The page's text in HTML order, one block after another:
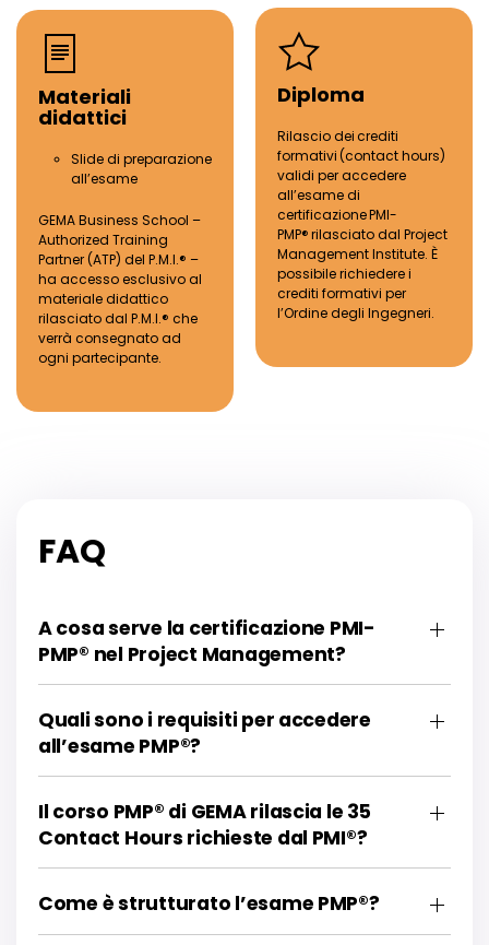
Materiali
didattici
Slide di preparazione
all’esame
GEMA Business School –
Authorized Training
Partner (ATP) del P.M.I.® –
ha accesso esclusivo al
materiale didattico
rilasciato dal P.M.I.® che
verrà consegnato ad
ogni partecipante.
Diploma
Rilascio deicrediti
formativi(contact hours)
validi per accedere
all’esame di
certificazionePMI-
PMP®rilasciato dal Project
Management Institute. È
possibile richiedere i
crediti formativi per
l’Ordine degli Ingegneri.
FAQ
A cosa serve la certificazione PMI-
PMP® nel Project Management?
Quali sono i requisiti per accedere
all’esame PMP®?
Il corso PMP® di GEMA rilascia le 35
Contact Hours richieste dal PMI®?
Come è strutturato l’esame PMP®?